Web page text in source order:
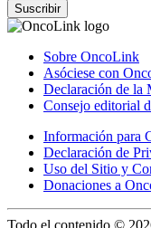
Suscribir
Sobre OncoLink
Asóciese con
Declaración de la
Consejo editorial
Información para
Declaración de
Uso del Sitio y
Donaciones a
Todo el contenido ©